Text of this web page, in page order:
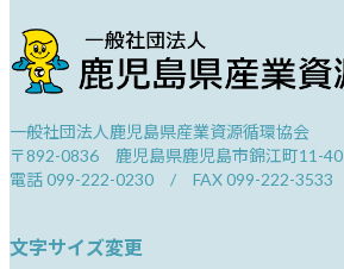
一般社団法人鹿児島県産業資源循環協会
〒892-0836 鹿児島県鹿児島市錦江町11-40
電話 099-222-0230 / FAX 099-222-3533
文字サイズ変更